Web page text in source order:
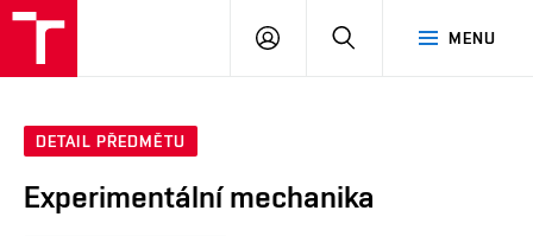
Brno
MENU
PŘIHLÁSIT
DETAIL PŘEDMĚTU
Experimentální mechanika